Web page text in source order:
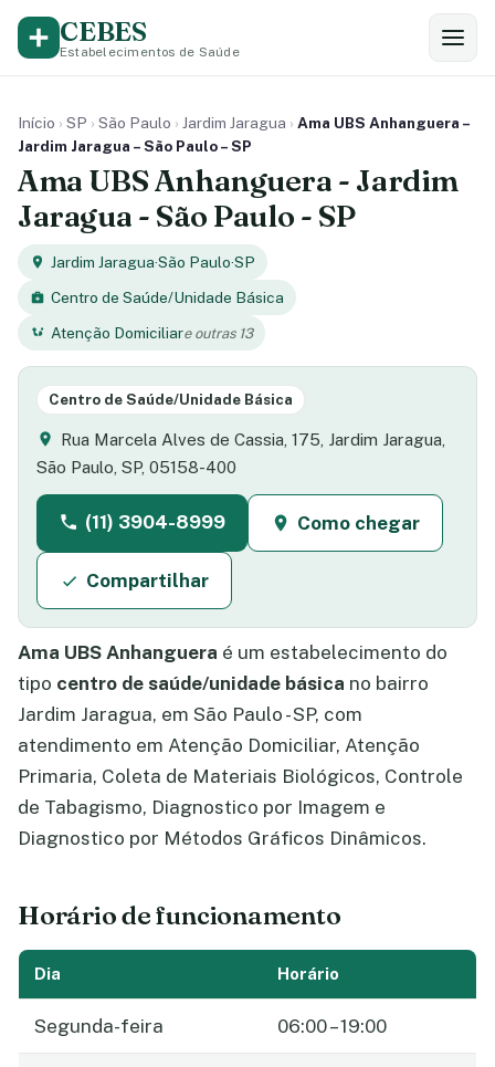
CEBES
Estabelecimentos de Saúde
Início › SP › São Paulo › Jardim Jaragua › Ama UBS Anhanguera –
Jardim Jaragua – São Paulo – SP
Ama UBS Anhanguera - Jardim
Jaragua - São Paulo - SP
Jardim Jaragua·São Paulo·SP
Centro de Saúde/Unidade Básica
Atenção Domiciliare outras 13
Centro de Saúde/Unidade Básica
Rua Marcela Alves de Cassia, 175, Jardim Jaragua,
São Paulo, SP, 05158-400
(11) 3904-8999 Como chegar
Compartilhar
Ama UBS Anhanguera é um estabelecimento do
tipo centro de saúde/unidade básica no bairro
Jardim Jaragua, em São Paulo - SP, com
atendimento em Atenção Domiciliar, Atenção
Primaria, Coleta de Materiais Biológicos, Controle
de Tabagismo, Diagnostico por Imagem e
Diagnostico por Métodos Gráficos Dinâmicos.
Horário de funcionamento
Dia Horário
Segunda-feira 06:00 – 19:00